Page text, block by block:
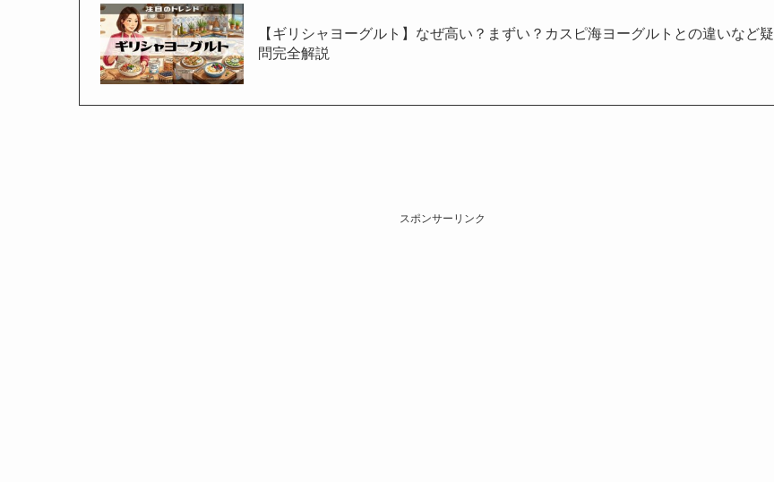
【ギリシャヨーグルト】なぜ高い？まずい？カスピ海ヨーグルトとの違いなど疑
問完全解説
スポンサーリンク